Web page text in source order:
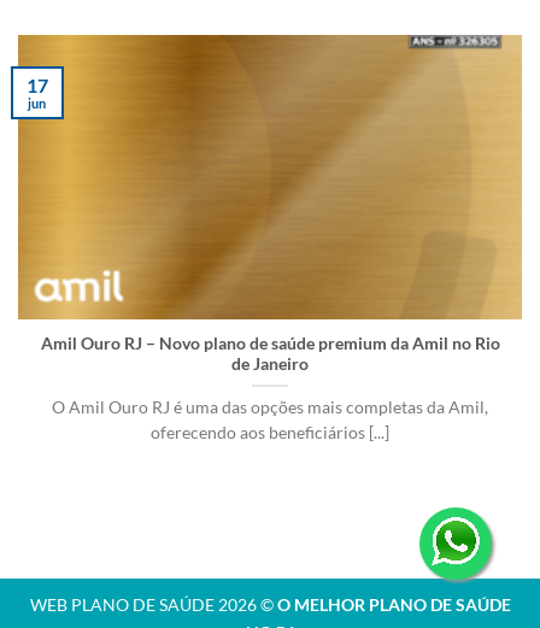
Amil Ouro RJ – Novo plano de saúde premium da Amil no Rio
de Janeiro
O Amil Ouro RJ é uma das opções mais completas da Amil,
oferecendo aos beneficiários [...]
17
jun
WEB PLANO DE SAÚDE 2026 ©O MELHOR PLANO DE SAÚDE